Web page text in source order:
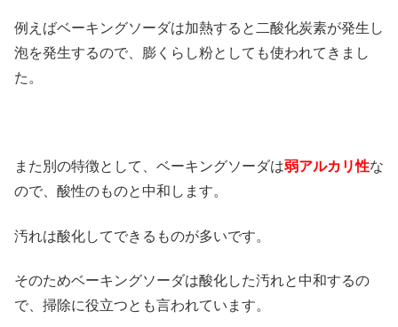
例えばベーキングソーダは加熱すると二酸化炭素が発生し
泡を発生するので、膨くらし粉としても使われてきまし
た。
また別の特徴として、ベーキングソーダは弱アルカリ性な
ので、酸性のものと中和します。
汚れは酸化してできるものが多いです。
そのためベーキングソーダは酸化した汚れと中和するの
で、掃除に役立つとも言われています。